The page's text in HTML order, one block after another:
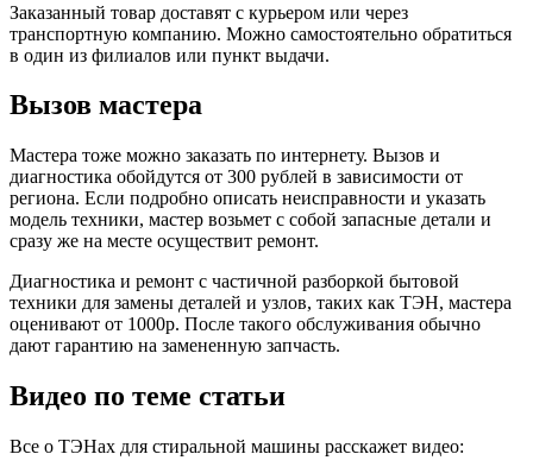
Заказанный товар доставят с курьером или через
транспортную компанию. Можно самостоятельно обратиться
в один из филиалов или пункт выдачи.
Вызов мастера
Мастера тоже можно заказать по интернету. Вызов и
диагностика обойдутся от 300 рублей в зависимости от
региона. Если подробно описать неисправности и указать
модель техники, мастер возьмет с собой запасные детали и
сразу же на месте осуществит ремонт.
Диагностика и ремонт с частичной разборкой бытовой
техники для замены деталей и узлов, таких как ТЭН, мастера
оценивают от 1000р. После такого обслуживания обычно
дают гарантию на замененную запчасть.
Видео по теме статьи
Все о ТЭНах для стиральной машины расскажет видео: